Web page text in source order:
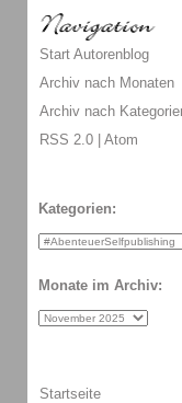
Start Autorenblog
Archiv nach Monaten
Archiv nach
RSS 2.0 | Atom
Kategorien:
Monate im Archiv:
Startseite